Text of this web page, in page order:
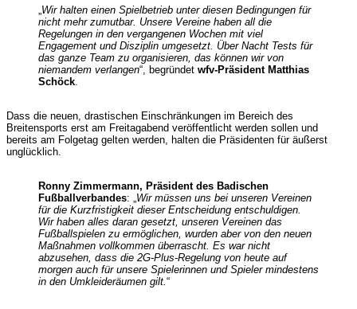
„Wir halten einen Spielbetrieb unter diesen Bedingungen für
nicht mehr zumutbar. Unsere Vereine haben all die
Regelungen in den vergangenen Wochen mit viel
Engagement und Disziplin umgesetzt. Über Nacht Tests für
das ganze Team zu organisieren, das können wir von
niemandem verlangen“, begründet wfv-Präsident Matthias
Schöck.
Dass die neuen, drastischen Einschränkungen im Bereich des
Breitensports erst am Freitagabend veröffentlicht werden sollen und
bereits am Folgetag gelten werden, halten die Präsidenten für äußerst
unglücklich.
Ronny Zimmermann, Präsident des Badischen
Fußballverbandes: „Wir müssen uns bei unseren Vereinen
für die Kurzfristigkeit dieser Entscheidung entschuldigen.
Wir haben alles daran gesetzt, unseren Vereinen das
Fußballspielen zu ermöglichen, wurden aber von den neuen
Maßnahmen vollkommen überrascht. Es war nicht
abzusehen, dass die 2G-Plus-Regelung von heute auf
morgen auch für unsere Spielerinnen und Spieler mindestens
in den Umkleideräumen gilt.“